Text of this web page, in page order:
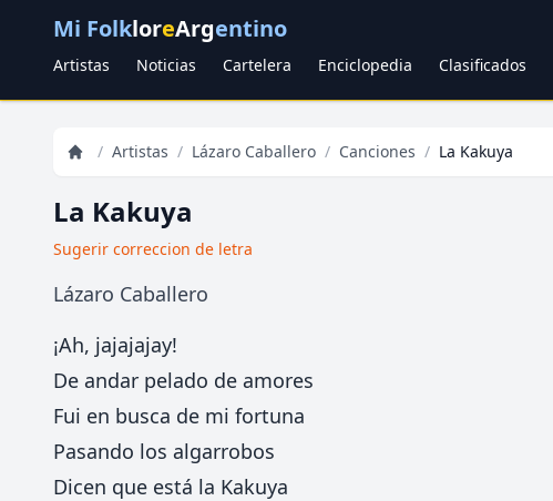
Mi FolkloreArgentino
Artistas Noticias Cartelera Enciclopedia Clasificados
/ Artistas / Lázaro Caballero / Canciones / La Kakuya
La Kakuya
Sugerir correccion de letra
Lázaro Caballero
¡Ah, jajajajay!
De andar pelado de amores
Fui en busca de mi fortuna
Pasando los algarrobos
Dicen que está la Kakuya